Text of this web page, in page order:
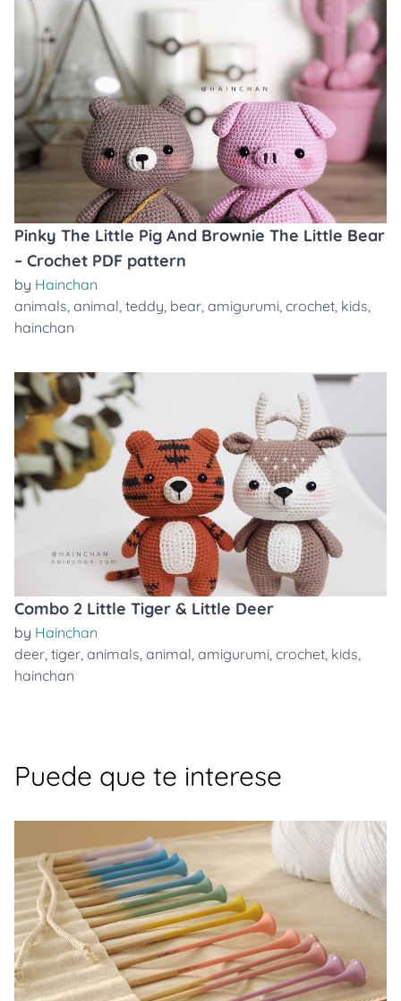
Pinky The Little Pig And Brownie The Little Bear
– Crochet PDF pattern
by Hainchan
animals animal teddy bear amigurumi crochet kids
hainchan
Combo 2 Little Tiger & Little Deer
by Hainchan
deer tiger animals animal amigurumi crochet kids
hainchan
Puede que te interese